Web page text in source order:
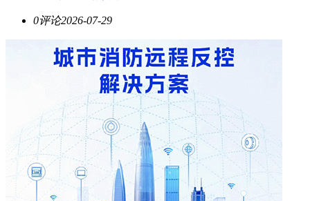
0评论2026-07-29